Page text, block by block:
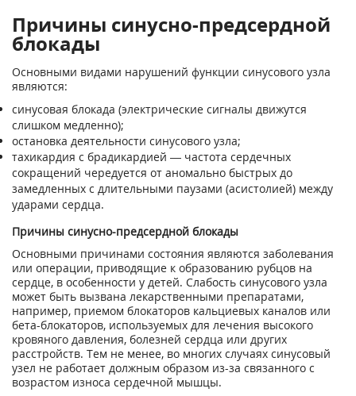
Причины синусно-предсердной
блокады
Основными видами нарушений функции синусового узла
являются:
синусовая блокада (электрические сигналы движутся
слишком медленно);
остановка деятельности синусового узла;
тахикардия с брадикардией — частота сердечных
сокращений чередуется от аномально быстрых до
замедленных с длительными паузами (асистолией) между
ударами сердца.
Причины синусно-предсердной блокады
Основными причинами состояния являются заболевания
или операции, приводящие к образованию рубцов на
сердце, в особенности у детей. Слабость синусового узла
может быть вызвана лекарственными препаратами,
например, приемом блокаторов кальциевых каналов или
бета-блокаторов, используемых для лечения высокого
кровяного давления, болезней сердца или других
расстройств. Тем не менее, во многих случаях синусовый
узел не работает должным образом из-за связанного с
возрастом износа сердечной мышцы.